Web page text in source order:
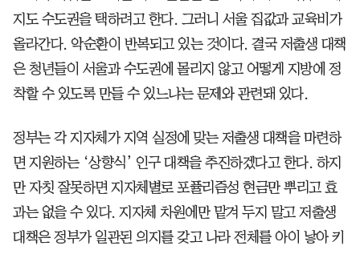
지도 수도권을 택하려고 한다. 그러니 서울 집값과 교육비가
올라간다. 악순환이 반복되고 있는 것이다. 결국 저출생 대책
은 청년들이 서울과 수도권에 몰리지 않고 어떻게 지방에 정
착할 수 있도록 만들 수 있느냐는 문제와 관련돼 있다.
정부는 각 지자체가 지역 실정에 맞는 저출생 대책을 마련하
면 지원하는 ‘상향식’ 인구 대책을 추진하겠다고 한다. 하지
만 자칫 잘못하면 지자체별로 포퓰리즘성 현금만 뿌리고 효
과는 없을 수 있다. 지자체 차원에만 맡겨 두지 말고 저출생
대책은 정부가 일관된 의지를 갖고 나라 전체를 아이 낳아 키